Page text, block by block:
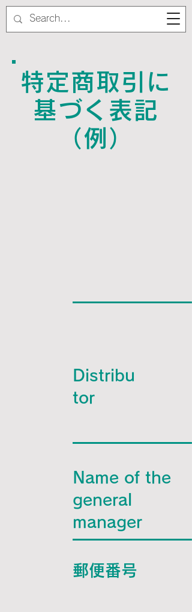
特定商取引に
基づく表記
（例）
Distribu
tor
Name of the
general
manager
郵便番号